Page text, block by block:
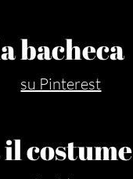
bacheca
su Pinterest
costume